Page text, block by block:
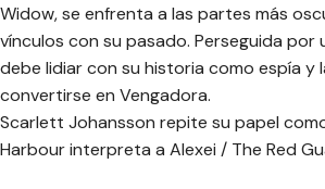
Widow, se enfrenta a las partes más
vínculos con su pasado. Perseguida
debe lidiar con su historia como espía y
convertirse en Vengadora.
Scarlett Johansson repite su papel
Harbour interpreta a Alexei / The Red